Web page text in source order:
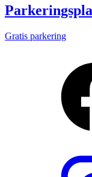
Gratis parkering